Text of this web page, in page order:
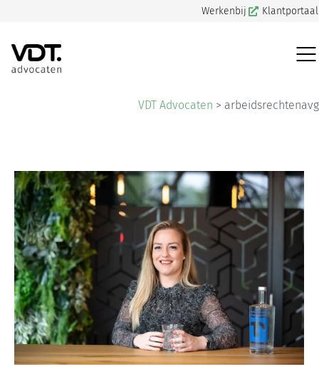
Werkenbij Klantportaal
VDT Advocaten > arbeidsrechtenavg